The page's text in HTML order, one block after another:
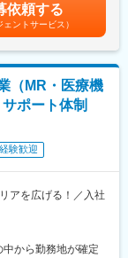
ます。
上や病気から救うこ
ます。
第で大幅な年収UP
）
って、誰に使うと良
的に使うことがで
じて、患者さんの
。
み
を身につけます。
、集合研修を組み合
策講座がありま
、成果を出すための
応じて年収UP★赴
（年2回業績給改
を通じて上下する
めた表記です。
依頼する
ェントサービス）
（MR・医療機
ポート体制
験歓迎
アを広げる！／入社
から勤務地が確定